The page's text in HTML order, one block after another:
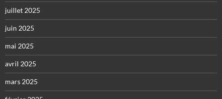
juillet 2025
juin 2025
mai 2025
avril 2025
mars 2025